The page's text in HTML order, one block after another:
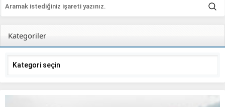
Kategoriler
Kategoriler